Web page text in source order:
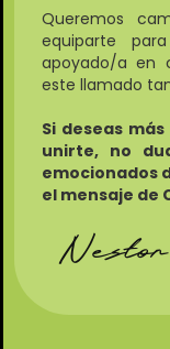
Queremos
equiparte
apoyado/a en
este llamado
Si deseas
unirte, no
emocionados
el mensaje de